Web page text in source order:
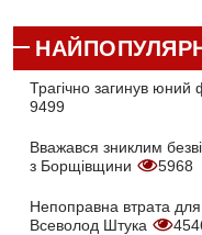
Трагічно загинув юний
9499
Вважався зниклим
з Борщівщини
5968
Непоправна втрата
Всеволод Штука